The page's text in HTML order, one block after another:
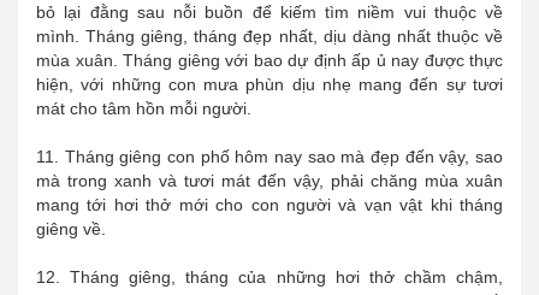
bỏ lại đằng sau nỗi buồn để kiếm tìm niềm vui thuộc về
mình. Tháng giêng, tháng đẹp nhất, dịu dàng nhất thuộc về
mùa xuân. Tháng giêng với bao dự định ấp ủ nay được thực
hiện, với những con mưa phùn dịu nhẹ mang đến sự tươi
mát cho tâm hồn mỗi người.
11. Tháng giêng con phố hôm nay sao mà đẹp đến vậy, sao
mà trong xanh và tươi mát đến vậy, phải chăng mùa xuân
mang tới hơi thở mới cho con người và vạn vật khi tháng
giêng về.
12. Tháng giêng, tháng của những hơi thở chầm chậm,